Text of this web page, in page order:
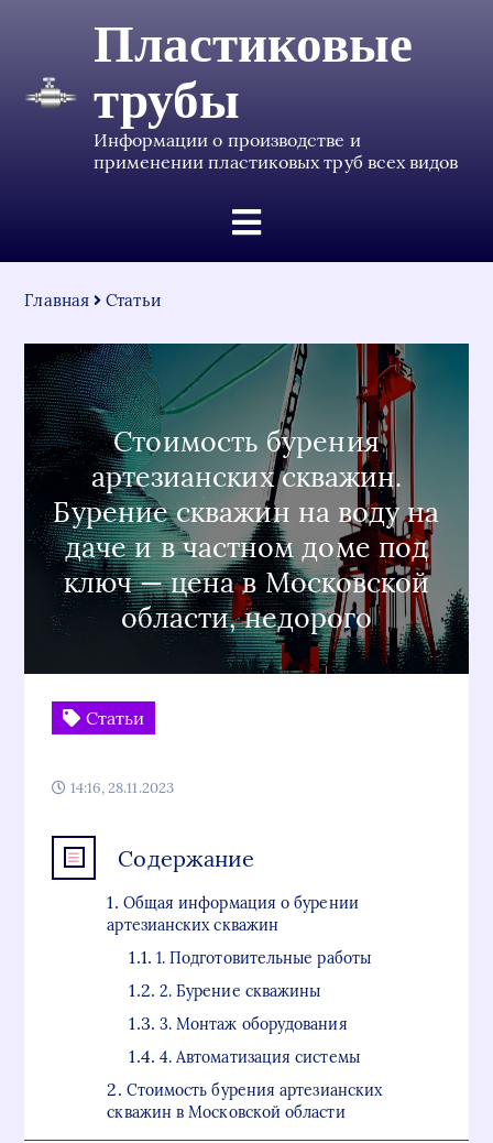
Пластиковые
трубы
Информации о производстве и
применении пластиковых труб всех видов
Главная Статьи
Стоимость бурения
артезианских скважин.
Бурение скважин на воду на
даче и в частном доме под
ключ — цена в Московской
области, недорого
Статьи
14:16, 28.11.2023
Содержание
Общая информация о бурении
артезианских скважин
1. Подготовительные работы
2. Бурение скважины
3. Монтаж оборудования
4. Автоматизация системы
Стоимость бурения артезианских
скважин в Московской области